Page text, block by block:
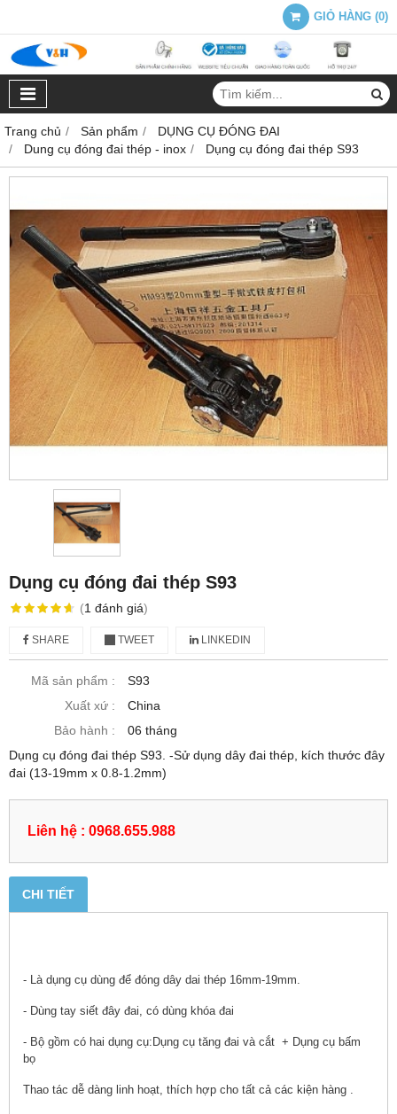
GIỎ HÀNG (0)
Trang chủ Sản phẩm
DỤNG CỤ ĐÓNG ĐAI
Dung cụ đóng đai thép - inox
Dụng cụ đóng đai thép S93
Dụng cụ đóng đai thép S93
(1 đánh giá)
SHARE TWEET LINKEDIN
Mã sản phẩm :
S93
Xuất xứ :
China
Bảo hành :
06 tháng
Dụng cụ đóng đai thép S93. -Sử dụng dây đai thép, kích thước đây
đai (13-19mm x 0.8-1.2mm)
Liên hệ : 0968.655.988
CHI TIẾT
- Là dụng cụ dùng để đóng dây dai thép 16mm-19mm.
- Dùng tay siết đây đai, có dùng khóa đai
- Bộ gồm có hai dụng cụ:Dụng cụ tăng đai và cắt + Dụng cụ bấm
bọ
Thao tác dễ dàng linh hoạt, thích hợp cho tất cả các kiện hàng .